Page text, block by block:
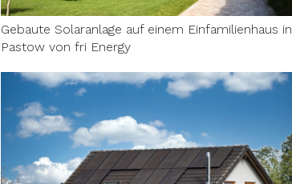
Gebaute Solaranlage auf einem Einfamilienhaus in
Pastow von fri Energy